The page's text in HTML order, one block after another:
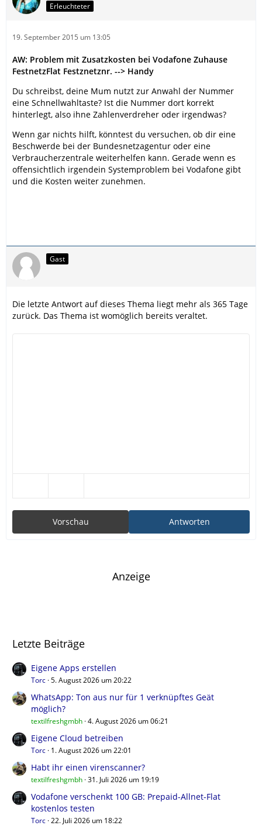
Erleuchteter
19. September 2015 um 13:05
AW: Problem mit Zusatzkosten bei Vodafone Zuhause
FestnetzFlat Festznetznr. --> Handy
Du schreibst, deine Mum nutzt zur Anwahl der Nummer
eine Schnellwahltaste? Ist die Nummer dort korrekt
hinterlegt, also ihne Zahlenverdreher oder irgendwas?
Wenn gar nichts hilft, könntest du versuchen, ob dir eine
Beschwerde bei der Bundesnetzagentur oder eine
Verbraucherzentrale weiterhelfen kann. Gerade wenn es
offensichtlich irgendein Systemproblem bei Vodafone gibt
und die Kosten weiter zunehmen.
Gast
Die letzte Antwort auf dieses Thema liegt mehr als 365 Tage
zurück. Das Thema ist womöglich bereits veraltet.
Antworten
Vorschau
Anzeige
Letzte Beiträge
Eigene Apps erstellen
Torc 5. August 2026 um 20:22
WhatsApp: Ton aus nur für 1 verknüpftes Geät
möglich?
textilfreshgmbh 4. August 2026 um 06:21
Eigene Cloud betreiben
Torc 1. August 2026 um 22:01
Habt ihr einen virenscanner?
textilfreshgmbh 31. Juli 2026 um 19:19
Vodafone verschenkt 100 GB: Prepaid-Allnet-Flat
kostenlos testen
Torc 22. Juli 2026 um 18:22